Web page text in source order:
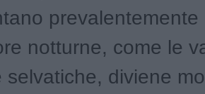
notturne, come le
selvatiche, diviene